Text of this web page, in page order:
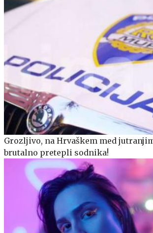
Grozljivo, na Hrvaškem med
brutalno pretepli sodnika!